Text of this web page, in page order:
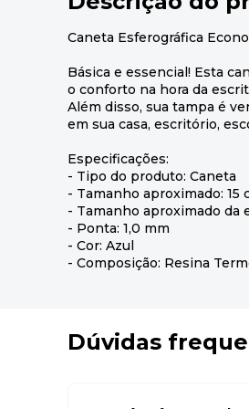
Caneta Esferográfica
Básica e essencial! Esta
o conforto na hora da
Além disso, sua tampa é
em sua casa, escritório,
Especificações:
- Tipo do produto: Caneta
- Tamanho aproximado: 15
- Tamanho aproximado da
- Ponta: 1,0 mm
- Cor: Azul
- Composição: Resina
Dúvidas